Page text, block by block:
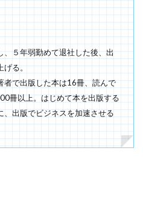
、５年弱勤めて退社した後、出
げる。
者で出版した本は16冊、読んで
冊以上。はじめて本を出版する
、出版でビジネスを加速させる